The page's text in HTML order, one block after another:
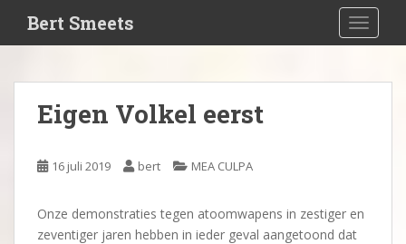
i
Bert Smeets
Eigen Volkel eerst
16 juli 2019 bert MEA CULPA
Onze demonstraties tegen atoomwapens in zestiger en
zeventiger jaren hebben in ieder geval aangetoond dat